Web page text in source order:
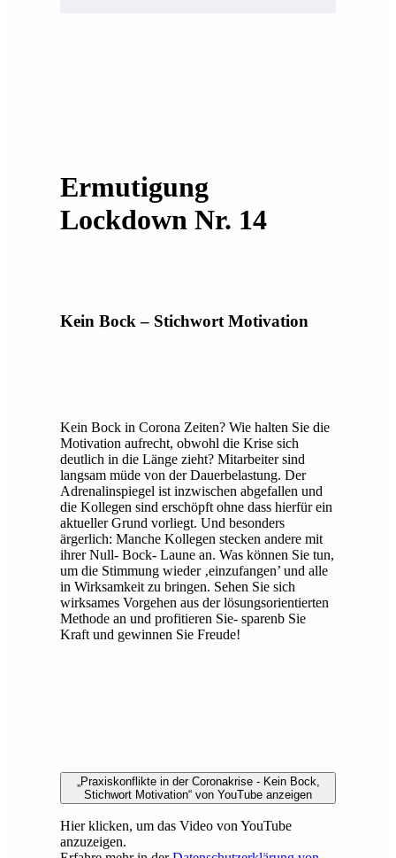
Ermutigung
Lockdown Nr. 14
Kein Bock – Stichwort Motivation
Kein Bock in Corona Zeiten? Wie halten Sie die
Motivation aufrecht, obwohl die Krise sich
deutlich in die Länge zieht? Mitarbeiter sind
langsam müde von der Dauerbelastung. Der
Adrenalinspiegel ist inzwischen abgefallen und
die Kollegen sind erschöpft ohne dass hierfür ein
aktueller Grund vorliegt. Und besonders
ärgerlich: Manche Kollegen stecken andere mit
ihrer Null- Bock- Laune an. Was können Sie tun,
um die Stimmung wieder ‚einzufangen’ und alle
in Wirksamkeit zu bringen. Sehen Sie sich
wirksames Vorgehen aus der lösungsorientierten
Methode an und profitieren Sie- sparenb Sie
Kraft und gewinnen Sie Freude!
„Praxiskonflikte in der Coronakrise - Kein Bock,
Stichwort Motivation“ von YouTube anzeigen
Hier klicken, um das Video von YouTube
anzuzeigen.